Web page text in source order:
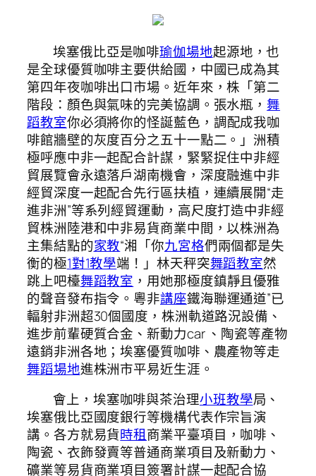
埃塞俄比亞是咖啡瑜伽場地起源地，也
是全球優質咖啡主要供給國，中國已成為其
第四年夜咖啡出口市場。近年來，株「第二
階段：顏色與氣味的完美協調。張水瓶， 舞
蹈教室你必須將你的怪誕藍色，調配成我咖
啡館牆壁的灰度百分之五十一點二。」洲積
極呼應中非一起配合計謀，緊緊捉住中非經
貿展覽會永遠落戶湖南機會，深度融進中非
經貿深度一起配合先行區扶植，連續展開“走
進非洲”等系列經貿運動，高尺度打造中非經
貿株洲陸港和中非易貨商業中間，以株洲為
主集結點的家教“湘「你九宮格們兩個都是失
衡的極1對1教學端！」林天秤突舞蹈教室然
跳上吧檯舞蹈教室 ，用她那極度鎮靜且優雅
的聲音發布指令。粵非講座鐵海聯運通道”已
輻射非洲超30個國度，株洲軌道路況設備、
進步前輩硬質合金、新動力car 、陶瓷等產物
遠銷非洲各地；埃塞優質咖啡、農產物等走
舞蹈場地進株洲市平易近生涯。
會上，埃塞咖啡與茶治理小班教學局、
埃塞俄比亞國度銀行等機構代表作宗旨演
講。各方就易貨時租商業平臺項目，咖啡、
陶瓷、衣飾發賣等普通商業項目及新動力、
礦業等易貨商業項目簽署計謀一起配合協